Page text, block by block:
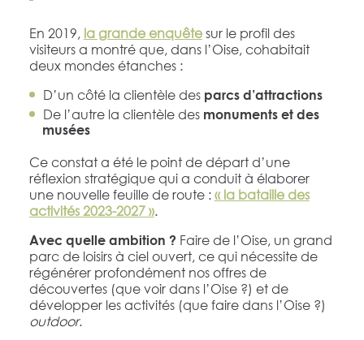
En 2019, la grande enquêtesur le profil des
visiteurs a montré que, dans l’Oise, cohabitait
deux mondes étanches :
D’un côté la clientèle des parcs d’attractions
De l’autre la clientèle des monuments et des
musées
Ce constat a été le point de départ d’une
réflexion stratégique qui a conduit à élaborer
une nouvelle feuille de route :« la bataille des
activités 2023-2027 ».
Avec quelle ambition ? Faire de l’Oise, un grand
parc de loisirs à ciel ouvert, ce qui nécessite de
régénérer profondément nos offres de
découvertes (que voir dans l’Oise ?) et de
développer les activités (que faire dans l’Oise ?)
outdoor.